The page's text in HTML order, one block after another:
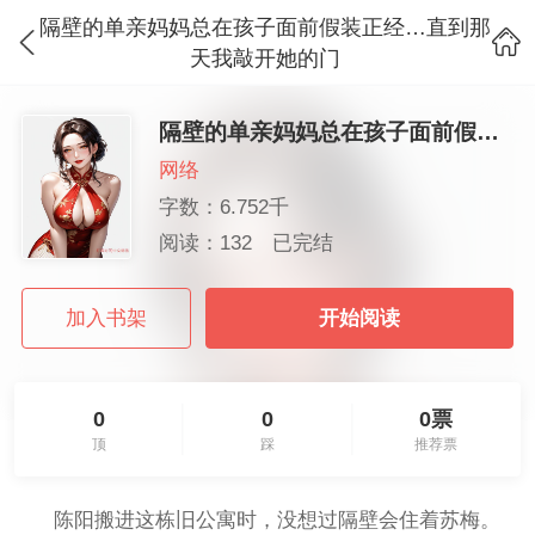
隔壁的单亲妈妈总在孩子面前假装正经…直到那
天我敲开她的门
隔壁的单亲妈妈总在孩子面前假装正经…直到那天我敲开她的门
网络
字数：6.752千
阅读：132
已完结
加入书架 开始阅读
0
顶
0
踩
0票
推荐票
陈阳搬进这栋旧公寓时，没想过隔壁会住着苏梅。